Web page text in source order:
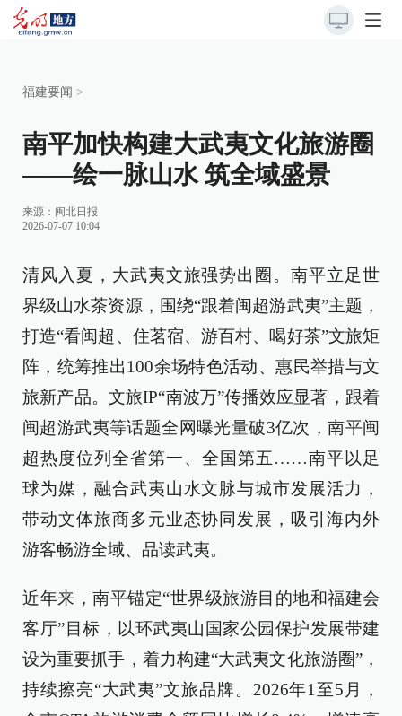
福建要闻 >
南平加快构建大武夷文化旅游圈
——绘一脉山水 筑全域盛景
来源： 闽北日报
2026-07-07 10:04
清风入夏，大武夷文旅强势出圈。南平立足世
界级山水茶资源，围绕“跟着闽超游武夷”主题，
打造“看闽超、住茗宿、游百村、喝好茶”文旅矩
阵，统筹推出100余场特色活动、惠民举措与文
旅新产品。文旅IP“南波万”传播效应显著，跟着
闽超游武夷等话题全网曝光量破3亿次，南平闽
超热度位列全省第一、全国第五……南平以足
球为媒，融合武夷山水文脉与城市发展活力，
带动文体旅商多元业态协同发展，吸引海内外
游客畅游全域、品读武夷。
近年来，南平锚定“世界级旅游目的地和福建会
客厅”目标，以环武夷山国家公园保护发展带建
设为重要抓手，着力构建“大武夷文化旅游圈”，
持续擦亮“大武夷”文旅品牌。2026年1至5月，